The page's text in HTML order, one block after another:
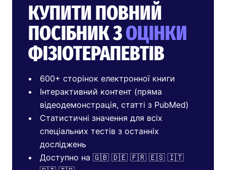
КУПИТИ ПОВНИЙ
ПОСІБНИК ЗОЦІНКИ
ФІЗІОТЕРАПЕВТІВ
600+ сторінок електронної книги
Інтерактивний контент (пряма
відеодемонстрація, статті з PubMed)
Статистичні значення для всіх
спеціальних тестів з останніх
досліджень
Доступно на 🇬🇧 🇩🇪 🇫🇷 🇪🇸 🇮🇹